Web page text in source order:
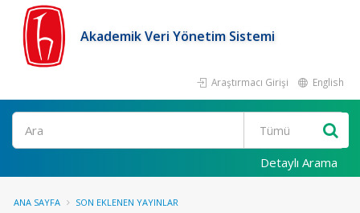
Akademik Veri Yönetim Sistemi
Araştırmacı Girişi English
Ara
Detaylı Arama
ANA SAYFA SON EKLENEN YAYINLAR